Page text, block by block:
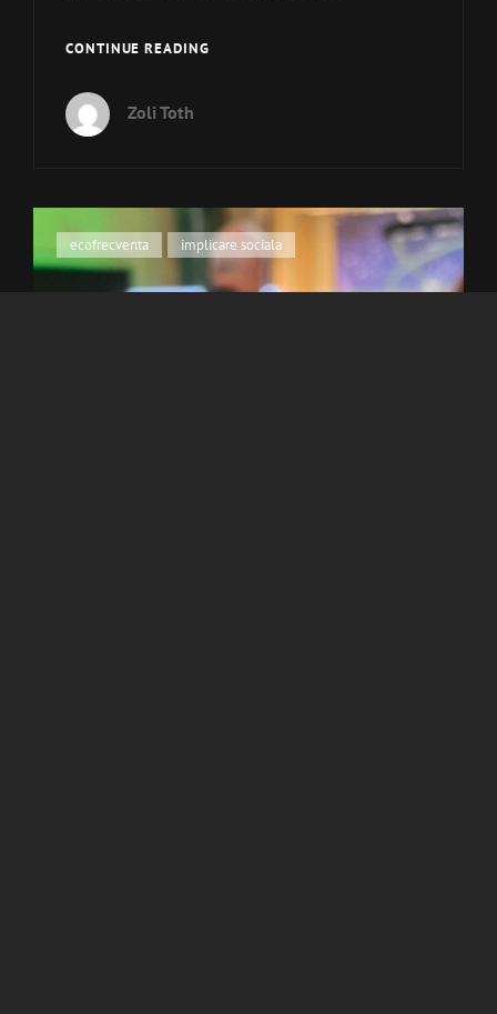
CONTINUE READINGMEET
Zoli Toth
Cat
Links
ecofrecventa , implicare sociala